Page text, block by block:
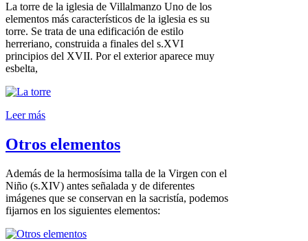
La torre de la iglesia de Villalmanzo Uno de los
elementos más característicos de la iglesia es su
torre. Se trata de una edificación de estilo
herreriano, construida a finales del s.XVI
principios del XVII. Por el exterior aparece muy
esbelta,
Leer más
Otros elementos
Además de la hermosísima talla de la Virgen con el
Niño (s.XIV) antes señalada y de diferentes
imágenes que se conservan en la sacristía, podemos
fijarnos en los siguientes elementos: